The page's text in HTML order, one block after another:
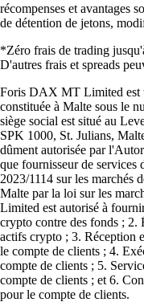
récompenses et avantages
de détention de jetons,
*Zéro frais de trading
D'autres frais et spreads
Foris DAX MT Limited est
constituée à Malte sous le
siège social est situé au
SPK 1000, St. Julians,
dûment autorisée par
que fournisseur de services
2023/1114 sur les marchés
Malte par la loi sur les
Limited est autorisé à
crypto contre des fonds ; 2.
actifs crypto ; 3. Réception
le compte de clients ; 4.
compte de clients ; 5.
compte de clients ; et 6.
pour le compte de clients.